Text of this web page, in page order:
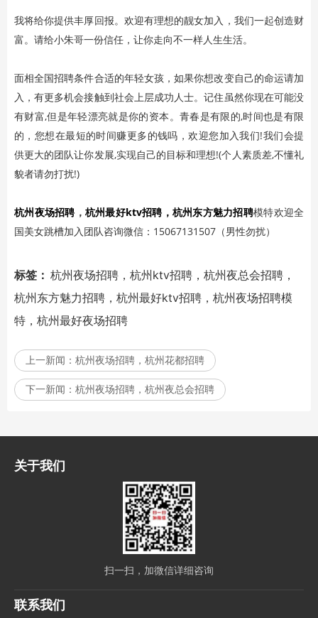
我将给你提供丰厚回报。欢迎有理想的靓女加入，我们一起创造财
富。请给小朱哥一份信任，让你走向不一样人生生活。
面相全国招聘条件合适的年轻女孩，如果你想改变自己的命运请加
入，有更多机会接触到社会上层成功人士。记住虽然你现在可能没
有财富,但是年轻漂亮就是你的资本。青春是有限的,时间也是有限
的，您想在最短的时间赚更多的钱吗，欢迎您加入我们!我们会提
供更大的团队让你发展,实现自己的目标和理想!(个人素质差,不懂礼
貌者请勿打扰!)
杭州夜场招聘 ， 杭州最好ktv招聘 ，杭州东方魅力招聘模特欢迎全
国美女跳槽加入团队咨询微信：15067131507（男性勿扰）
标签： 杭州夜场招聘，杭州ktv招聘，杭州夜总会招聘，
杭州东方魅力招聘，杭州最好ktv招聘，杭州夜场招聘模
特，杭州最好夜场招聘
上一新闻： 杭州夜场招聘，杭州花都招聘
下一新闻： 杭州夜场招聘，杭州夜总会招聘
关于我们
扫一扫，加微信详细咨询
联系我们